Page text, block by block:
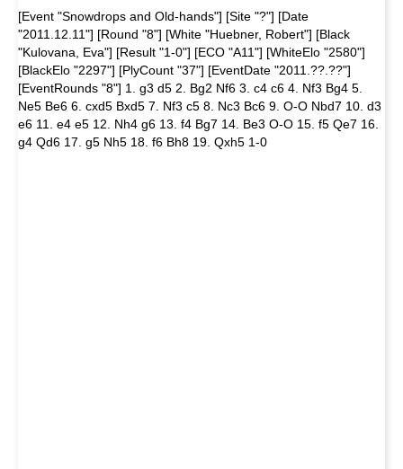
[Event "Snowdrops and Old-hands"] [Site "?"] [Date
"2011.12.11"] [Round "8"] [White "Huebner, Robert"] [Black
"Kulovana, Eva"] [Result "1-0"] [ECO "A11"] [WhiteElo "2580"]
[BlackElo "2297"] [PlyCount "37"] [EventDate "2011.??.??"]
[EventRounds "8"] 1. g3 d5 2. Bg2 Nf6 3. c4 c6 4. Nf3 Bg4 5.
Ne5 Be6 6. cxd5 Bxd5 7. Nf3 c5 8. Nc3 Bc6 9. O-O Nbd7 10. d3
e6 11. e4 e5 12. Nh4 g6 13. f4 Bg7 14. Be3 O-O 15. f5 Qe7 16.
g4 Qd6 17. g5 Nh5 18. f6 Bh8 19. Qxh5 1-0